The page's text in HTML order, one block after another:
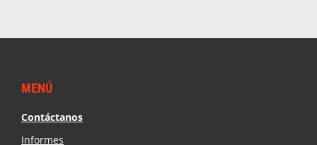
Footer
MENÚ
Contáctanos
Informes